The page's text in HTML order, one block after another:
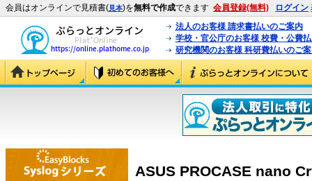
会員はオンラインで見積書(見本)を無料で作成できます 会員登録(無料) ログイン
法人のお客様 請求書払いのご案内
学校・官公庁のお客様 校費・公費
研究機関のお客様 科研費払いのご
ASUS PROCASE nano